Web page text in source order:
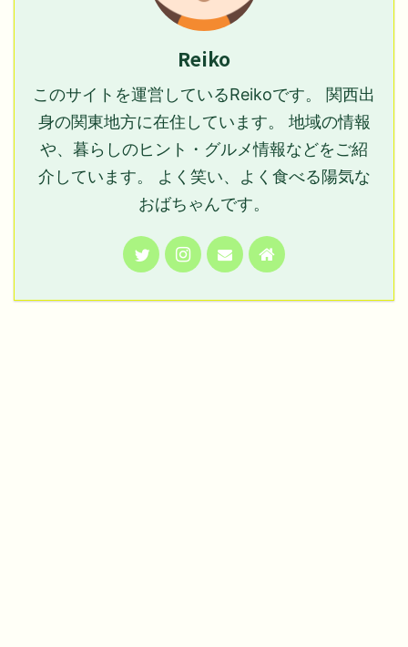
Reiko
このサイトを運営しているReikoです。 関西出
身の関東地方に在住しています。 地域の情報
や、暮らしのヒント・グルメ情報などをご紹
介しています。 よく笑い、よく食べる陽気な
おばちゃんです。